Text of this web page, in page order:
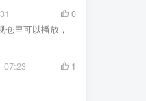
0
仓里可以播放，
07:23
1